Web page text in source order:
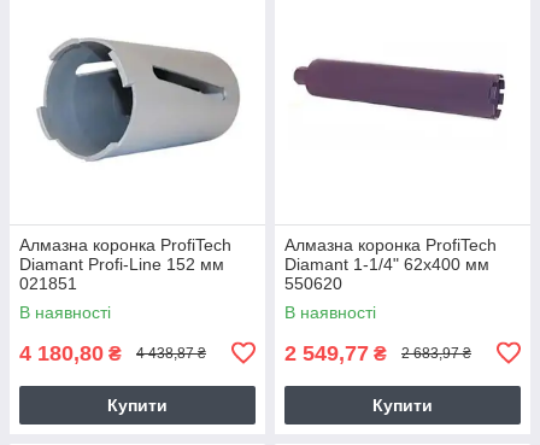
Алмазна коронка ProfiTech
Diamant Profi-Line 152 мм
021851
В наявності
4 180,80 ₴ 4 438,87 ₴
Купити
Алмазна коронка ProfiTech
Diamant 1-1/4" 62x400 мм
550620
В наявності
2 549,77 ₴ 2 683,97 ₴
Купити